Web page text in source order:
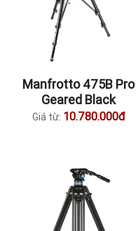
Manfrotto 475B Pro
Geared Black
Giá từ: 10.780.000đ